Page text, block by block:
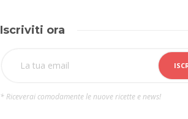
Iscriviti ora
* Riceverai comodamente le nuove ricette e news!